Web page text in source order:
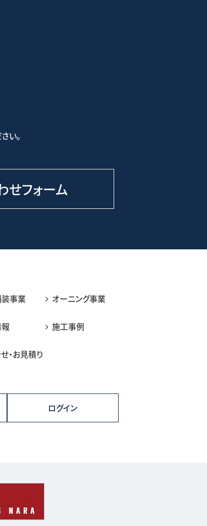
い。
せフォーム
事業 オーニング事業
施工事例
・お見積り
ログイン